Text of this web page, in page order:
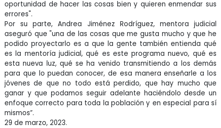
oportunidad de hacer las cosas bien y quieren enmendar sus
errores".
Por su parte, Andrea Jiménez Rodríguez, mentora judicial
aseguró que "una de las cosas que me gusta mucho y que he
podido proyectarlo es a que la gente también entienda qué
es la mentoría judicial, qué es este programa nuevo, qué es
esta nueva luz, qué se ha venido transmitiendo a los demás
para que lo puedan conocer, de esa manera enseñarle a los
jóvenes de que no todo está perdido, que hay mucho que
ganar y que podamos seguir adelante haciéndolo desde un
enfoque correcto para toda la población y en especial para sí
mismos”.
29 de marzo, 2023.